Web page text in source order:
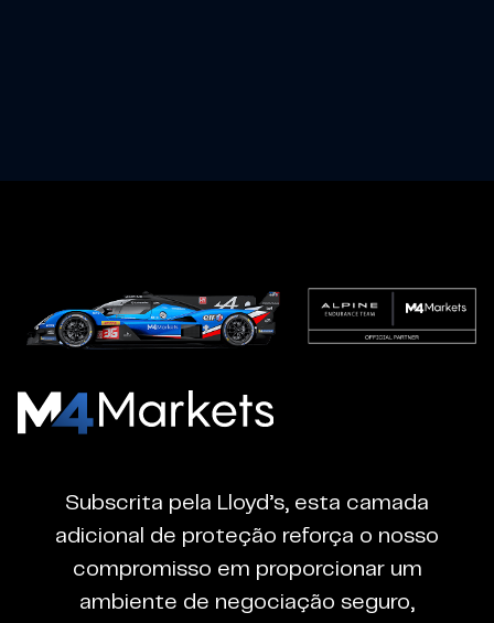
M4Markets
CFD
Trading
Regulated
Broker
Subscrita pela Lloyd’s, esta camada
adicional de proteção reforça o nosso
compromisso em proporcionar um
ambiente de negociação seguro,